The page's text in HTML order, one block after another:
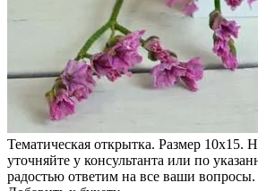
Тематическая открытка. Размер 10х15.
уточняйте у консультанта или по
радостью ответим на все ваши вопросы.